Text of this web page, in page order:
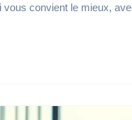
vous convient le mieux,